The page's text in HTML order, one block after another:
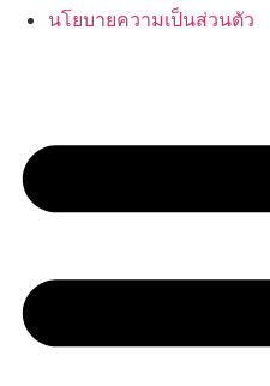
นโยบายความเป็นส่วนตัว